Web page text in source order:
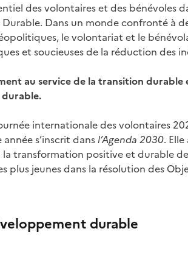
des volontaires et des bénévoles
Dans un monde confronté à
le volontariat et le
et soucieuses de la réduction des
au service de la transition durable
internationale des volontaires
s’inscrit dans l’Agenda 2030.
transformation positive et durable
plus jeunes dans la résolution des
durable